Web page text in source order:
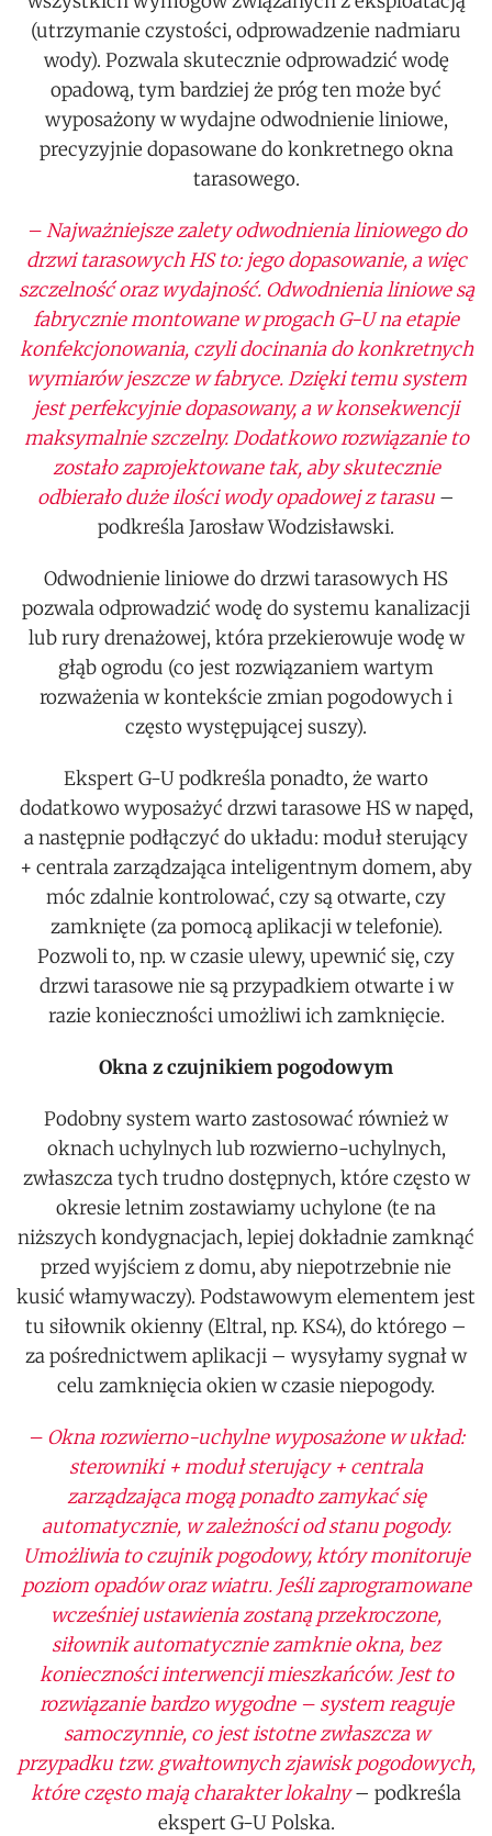
(utrzymanie czystości, odprowadzenie nadmiaru
wody). Pozwala skutecznie odprowadzić wodę
opadową, tym bardziej że próg ten może być
wyposażony w wydajne odwodnienie liniowe,
precyzyjnie dopasowane do konkretnego okna
tarasowego.
– Najważniejsze zalety odwodnienia liniowego do
drzwi tarasowych HS to: jego dopasowanie, a więc
szczelność oraz wydajność. Odwodnienia liniowe są
fabrycznie montowane w progach G-U na etapie
konfekcjonowania, czyli docinania do konkretnych
wymiarów jeszcze w fabryce. Dzięki temu system
jest perfekcyjnie dopasowany, a w konsekwencji
maksymalnie szczelny. Dodatkowo rozwiązanie to
zostało zaprojektowane tak, aby skutecznie
odbierało duże ilości wody opadowej z tarasu –
podkreśla Jarosław Wodzisławski.
Odwodnienie liniowe do drzwi tarasowych HS
pozwala odprowadzić wodę do systemu kanalizacji
lub rury drenażowej, która przekierowuje wodę w
głąb ogrodu (co jest rozwiązaniem wartym
rozważenia w kontekście zmian pogodowych i
często występującej suszy).
Ekspert G-U podkreśla ponadto, że warto
dodatkowo wyposażyć drzwi tarasowe HS w napęd,
a następnie podłączyć do układu: moduł sterujący
+ centrala zarządzająca inteligentnym domem, aby
móc zdalnie kontrolować, czy są otwarte, czy
zamknięte (za pomocą aplikacji w telefonie).
Pozwoli to, np. w czasie ulewy, upewnić się, czy
drzwi tarasowe nie są przypadkiem otwarte i w
razie konieczności umożliwi ich zamknięcie.
Okna z czujnikiem pogodowym
Podobny system warto zastosować również w
oknach uchylnych lub rozwierno-uchylnych,
zwłaszcza tych trudno dostępnych, które często w
okresie letnim zostawiamy uchylone (te na
niższych kondygnacjach, lepiej dokładnie zamknąć
przed wyjściem z domu, aby niepotrzebnie nie
kusić włamywaczy). Podstawowym elementem jest
tu siłownik okienny (Eltral, np. KS4), do którego –
za pośrednictwem aplikacji – wysyłamy sygnał w
celu zamknięcia okien w czasie niepogody.
– Okna rozwierno-uchylne wyposażone w układ:
sterowniki + moduł sterujący + centrala
zarządzająca mogą ponadto zamykać się
automatycznie, w zależności od stanu pogody.
Umożliwia to czujnik pogodowy, który monitoruje
poziom opadów oraz wiatru. Jeśli zaprogramowane
wcześniej ustawienia zostaną przekroczone,
siłownik automatycznie zamknie okna, bez
konieczności interwencji mieszkańców. Jest to
rozwiązanie bardzo wygodne – system reaguje
samoczynnie, co jest istotne zwłaszcza w
przypadku tzw. gwałtownych zjawisk pogodowych,
które często mają charakter lokalny– podkreśla
ekspert G-U Polska.